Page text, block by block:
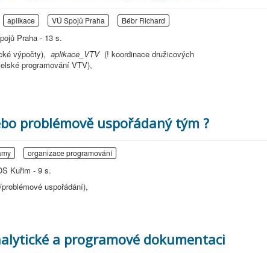
aplikace VÚ Spojů Praha Bébr Richard
Praha - 13 s.
výpočty), aplikace_VTV (! koordinace družicových
programování VTV),
problémově uspořádaný tým ?
organizace programování
Kuřim - 9 s.
uspořádání),
a programové dokumentaci